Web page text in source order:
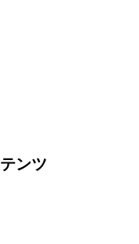
ンツ